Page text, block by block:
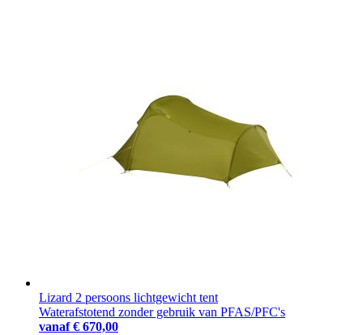
Lizard 2 persoons lichtgewicht tent
Waterafstotend zonder gebruik van PFAS/PFC's
vanaf € 670,00